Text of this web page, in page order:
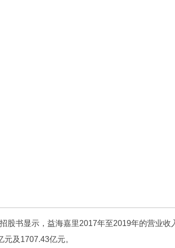
股书显示，益海嘉里2017年至2019年的营业收
元及1707.43亿元。